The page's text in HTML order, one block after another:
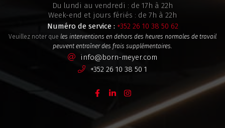
Du lundi au vendredi : de 17h à 22h
Week-end et jours fériés : de 7h à 22h
Numéro de service : +352 26 10 38 50 62
Veuillez noter que les interventions en dehors des heures normales de travail
peuvent entraîner des frais supplémentaires.
info@born-meyer.com
+352 26 10 38 50 1